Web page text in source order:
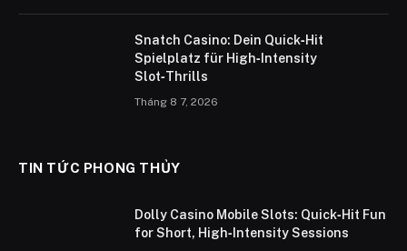
Snatch Casino: Dein Quick‑Hit
Spielplatz für High‑Intensity
Slot‑Thrills
Tháng 8 7, 2026
TIN TỨC PHONG THỦY
Dolly Casino Mobile Slots: Quick‑Hit Fun
for Short, High‑Intensity Sessions